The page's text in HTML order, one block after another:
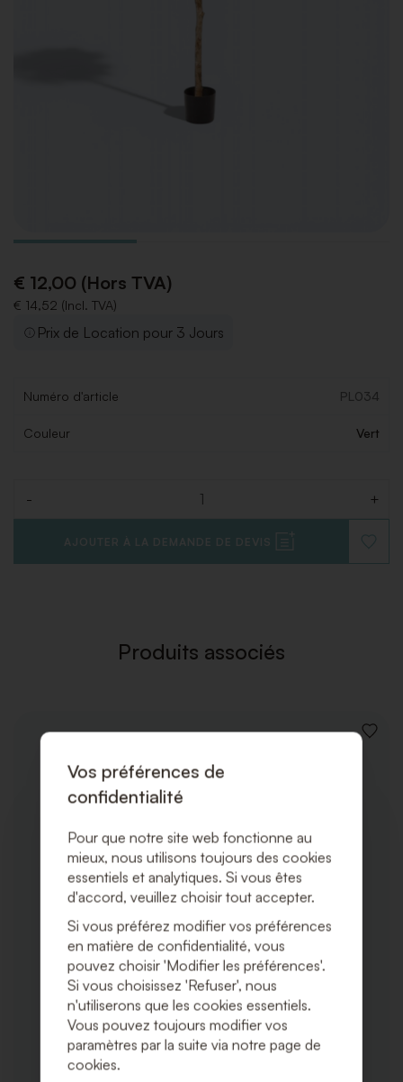
€ 12,00 (Hors TVA)
€ 14,52 (Incl. TVA)
Prix de Location pour 3 Jours
Numéro d'article PL034
Couleur Vert
- +
AJOUTER À LA DEMANDE DE DEVIS
À
Produits associés
Vos préférences de
confidentialité
Pour que notre site web fonctionne au
mieux, nous utilisons toujours des cookies
essentiels et analytiques. Si vous êtes
d'accord, veuillez choisir tout accepter.
Si vous préférez modifier vos préférences
en matière de confidentialité, vous
pouvez choisir 'Modifier les préférences'.
Si vous choisissez 'Refuser', nous
n'utiliserons que les cookies essentiels.
Vous pouvez toujours modifier vos
paramètres par la suite via notre page de
cookies.